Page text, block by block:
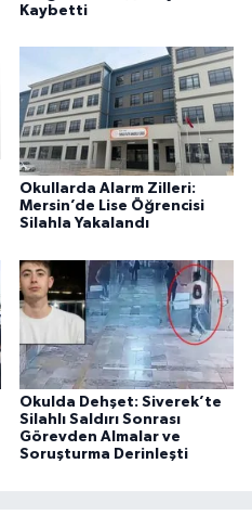
Kaybetti
Okullarda Alarm Zilleri:
Mersin’de Lise Öğrencisi
Silahla Yakalandı
Okulda Dehşet: Siverek’te
Silahlı Saldırı Sonrası
Görevden Almalar ve
Soruşturma Derinleşti